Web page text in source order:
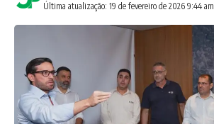
Última atualização: 19 de fevereiro de 2026 9:44 am